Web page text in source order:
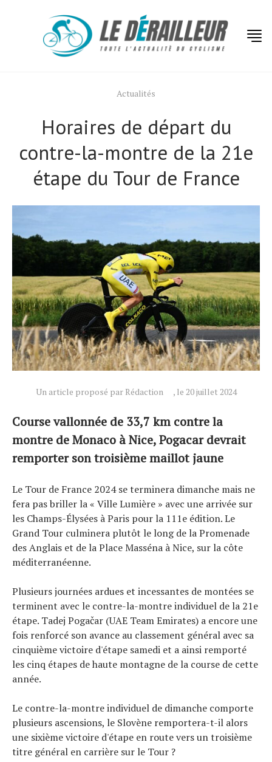
Actualités
Horaires de départ du
contre-la-montre de la 21e
étape du Tour de France
Un article proposé par Rédaction , le 20 juillet 2024
Course vallonnée de 33,7 km contre la
montre de Monaco à Nice, Pogacar devrait
remporter son troisième maillot jaune
Le Tour de France 2024 se terminera dimanche mais ne
fera pas briller la « Ville Lumière » avec une arrivée sur
les Champs-Élysées à Paris pour la 111e édition. Le
Grand Tour culminera plutôt le long de la Promenade
des Anglais et de la Place Masséna à Nice, sur la côte
méditerranéenne.
Plusieurs journées ardues et incessantes de montées se
terminent avec le contre-la-montre individuel de la 21e
étape. Tadej Pogačar (UAE Team Emirates) a encore une
fois renforcé son avance au classement général avec sa
cinquième victoire d'étape samedi et a ainsi remporté
les cinq étapes de haute montagne de la course de cette
année.
Le contre-la-montre individuel de dimanche comporte
plusieurs ascensions, le Slovène remportera-t-il alors
une sixième victoire d'étape en route vers un troisième
titre général en carrière sur le Tour ?
Actualités
Technologies
Conseils
Tendances
Tous nos articles